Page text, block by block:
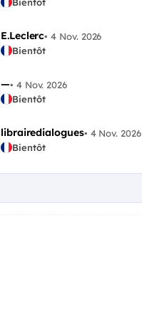
E.Leclerc•4 Nov. 2026
Bientôt
—• 4 Nov. 2026
Bientôt
librairedialogues• 4 Nov. 2026
Bientôt